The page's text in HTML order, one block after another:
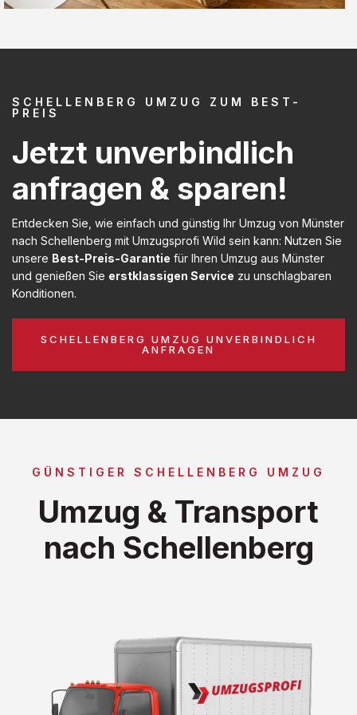
SCHELLENBERG UMZUG ZUM BEST-
PREIS
Jetzt unverbindlich
anfragen & sparen!
Entdecken Sie, wie einfach und günstig Ihr Umzug von Münster
nach Schellenberg mit Umzugsprofi Wild sein kann: Nutzen Sie
unsere Best-Preis-Garantie für Ihren Umzug aus Münster
und genießen Sie erstklassigen Service zu unschlagbaren
Konditionen.
SCHELLENBERG UMZUG UNVERBINDLICH
ANFRAGEN
GÜNSTIGER SCHELLENBERG UMZUG
Umzug & Transport
nach Schellenberg